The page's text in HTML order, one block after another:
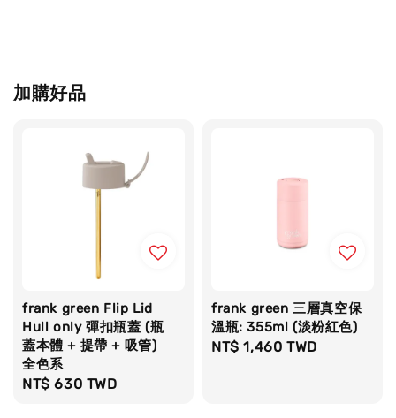
加購好品
frank green Flip Lid
Hull only 彈扣瓶蓋 (瓶
蓋本體 + 提帶 + 吸管)
全色系
Regular
NT$ 630 TWD
frank green 三層真空保
溫瓶: 355ml (淡粉紅色)
Regular
NT$ 1,460 TWD